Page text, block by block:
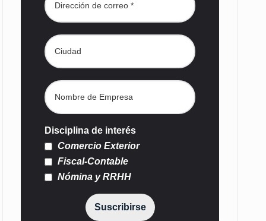
Disciplina de interés
Comercio Exterior
Fiscal-Contable
Nómina y RRHH
Suscribirse